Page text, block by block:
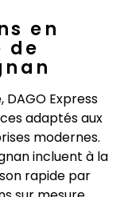
en
de
DAGO Express
adaptés aux
modernes.
incluent à la
rapide par